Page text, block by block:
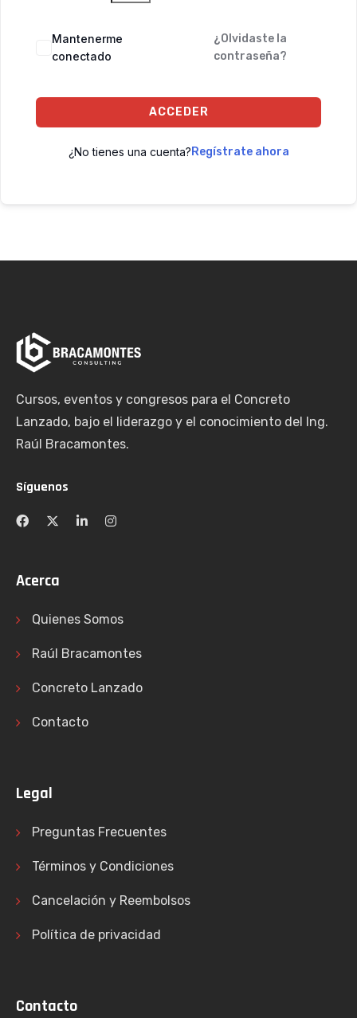
Mantenerme
conectado
¿Olvidaste la
contraseña?
ACCEDER
¿No tienes una cuenta?Regístrate ahora
Cursos, eventos y congresos para el Concreto
Lanzado, bajo el liderazgo y el conocimiento del Ing.
Raúl Bracamontes.
Síguenos
Acerca
Quienes Somos
Raúl Bracamontes
Concreto Lanzado
Contacto
Legal
Preguntas Frecuentes
Términos y Condiciones
Cancelación y Reembolsos
Política de privacidad
Contacto